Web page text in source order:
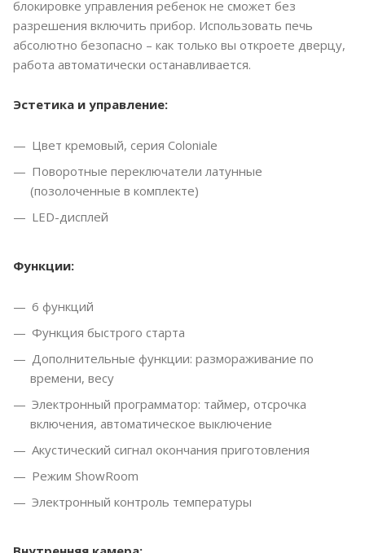
блокировке управления ребенок не сможет без
разрешения включить прибор. Использовать печь
абсолютно безопасно – как только вы откроете дверцу,
работа автоматически останавливается.
Эстетика и управление:
Цвет кремовый, серия Coloniale
Поворотные переключатели латунные
(позолоченные в комплекте)
LED-дисплей
Функции:
6 функций
Функция быстрого старта
Дополнительные функции: размораживание по
времени, весу
Электронный программатор: таймер, отсрочка
включения, автоматическое выключение
Акустический сигнал окончания приготовления
Режим ShowRoom
Электронный контроль температуры